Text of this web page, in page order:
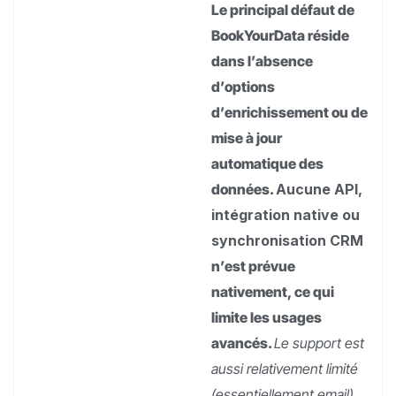
Le principal défaut de
BookYourData réside
dans l’absence
d’options
d’enrichissement ou de
mise à jour
automatique des
données.Aucune API,
intégration native ou
synchronisation CRM
n’est prévue
nativement, ce qui
limite les usages
avancés.Le support est
aussi relativement limité